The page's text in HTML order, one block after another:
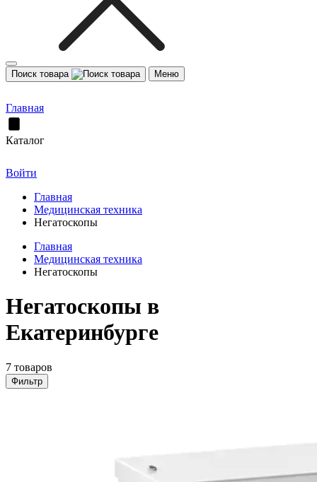
Поиск товара Меню
Главная
Каталог
Войти
Главная
Медицинская техника
Негатоскопы
Главная
Медицинская техника
Негатоскопы
Негатоскопы в
Екатеринбурге
7 товаров
Фильтр